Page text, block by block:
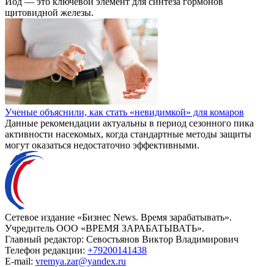
щитовидной железы.
Ученые объяснили, как стать «невидимкой» для комаров
Данные рекомендации актуальны в период сезонного пика
активности насекомых, когда стандартные методы защиты
могут оказаться недостаточно эффективными.
Сетевое издание «Бизнес News. Время зарабатывать».
Учредитель ООО «ВРЕМЯ ЗАРАБАТЫВАТЬ».
Главный редактор: Севостьянов Виктор Владимирович
Телефон редакции: +79200141438
E-mail: vremya.zar@yandex.ru